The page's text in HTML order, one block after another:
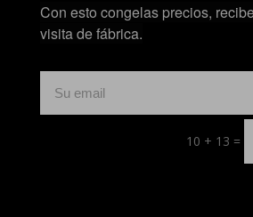
Con esto congelas precios,
visita de fábrica.
10 + 13 =